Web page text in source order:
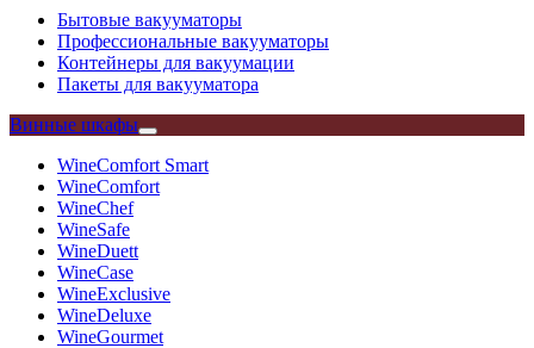
Бытовые вакууматоры
Профессиональные вакууматоры
Контейнеры для вакуумации
Пакеты для вакууматора
Винные шкафы
WineComfort Smart
WineComfort
WineChef
WineSafe
WineDuett
WineCase
WineExclusive
WineDeluxe
WineGourmet